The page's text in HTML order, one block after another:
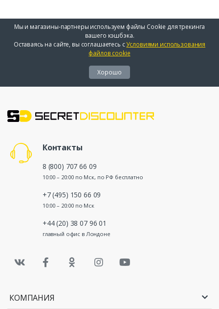
Мы и магазины-партнеры используем файлы Cookie для трекинга
вашего кэшбэка.
Оставаясь на сайте, вы соглашаетесь сУсловиями использования
файлов cookie
Хорошо
Контакты
8 (800) 707 66 09
10:00 – 20:00 по Мск, по РФ бесплатно
+7 (495) 150 66 09
10:00 – 20:00 по Мск
+44 (20) 38 07 96 01
главный офис в Лондоне
КОМПАНИЯ